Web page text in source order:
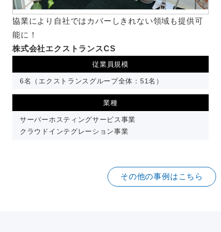
協業により自社ではカバーしきれない領域も提供可
能に！
株式会社エクストランスCS
従業員規模
6名（エクストランスグループ全体：51名）
業種
サーバーホスティングサービス事業
クラウドインテグレーション事業
その他の事例はこちら